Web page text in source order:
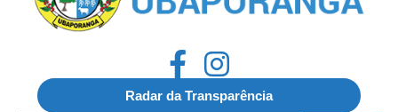
Radar da Transparência